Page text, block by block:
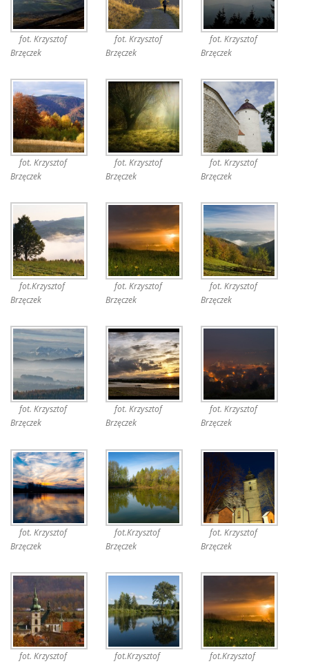
fot. Krzysztof
Brzęczek
fot. Krzysztof
Brzęczek
fot. Krzysztof
Brzęczek
fot. Krzysztof
Brzęczek
fot. Krzysztof
Brzęczek
fot. Krzysztof
Brzęczek
fot.Krzysztof
Brzęczek
fot. Krzysztof
Brzęczek
fot. Krzysztof
Brzęczek
fot. Krzysztof
Brzęczek
fot. Krzysztof
Brzęczek
fot. Krzysztof
Brzęczek
fot. Krzysztof
Brzęczek
fot.Krzysztof
Brzęczek
fot. Krzysztof
Brzęczek
fot. Krzysztof
fot.Krzysztof
fot.Krzysztof